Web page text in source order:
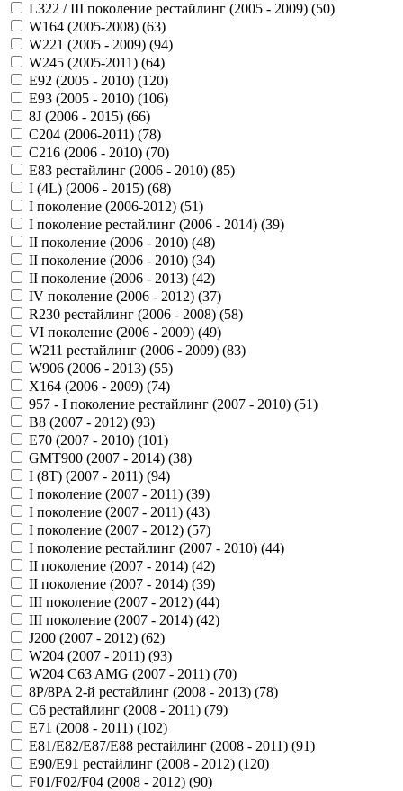
L322 / III поколение рестайлинг (2005 - 2009) (50)
W164 (2005-2008) (63)
W221 (2005 - 2009) (94)
W245 (2005-2011) (64)
Е92 (2005 - 2010) (120)
Е93 (2005 - 2010) (106)
8J (2006 - 2015) (66)
C204 (2006-2011) (78)
C216 (2006 - 2010) (70)
E83 рестайлинг (2006 - 2010) (85)
I (4L) (2006 - 2015) (68)
I поколение (2006-2012) (51)
I поколение рестайлинг (2006 - 2014) (39)
II поколение (2006 - 2010) (48)
II поколение (2006 - 2010) (34)
II поколение (2006 - 2013) (42)
IV поколение (2006 - 2012) (37)
R230 рестайлинг (2006 - 2008) (58)
VI поколение (2006 - 2009) (49)
W211 рестайлинг (2006 - 2009) (83)
W906 (2006 - 2013) (55)
X164 (2006 - 2009) (74)
957 - I поколение рестайлинг (2007 - 2010) (51)
B8 (2007 - 2012) (93)
E70 (2007 - 2010) (101)
GMT900 (2007 - 2014) (38)
I (8T) (2007 - 2011) (94)
I поколение (2007 - 2011) (39)
I поколение (2007 - 2011) (43)
I поколение (2007 - 2012) (57)
I поколение рестайлинг (2007 - 2010) (44)
II поколение (2007 - 2014) (42)
II поколение (2007 - 2014) (39)
III поколение (2007 - 2012) (44)
III поколение (2007 - 2014) (42)
J200 (2007 - 2012) (62)
W204 (2007 - 2011) (93)
W204 C63 AMG (2007 - 2011) (70)
8P/8PA 2-й рестайлинг (2008 - 2013) (78)
C6 рестайлинг (2008 - 2011) (79)
E71 (2008 - 2011) (102)
E81/E82/E87/E88 рестайлинг (2008 - 2011) (91)
E90/E91 рестайлинг (2008 - 2012) (120)
F01/F02/F04 (2008 - 2012) (90)